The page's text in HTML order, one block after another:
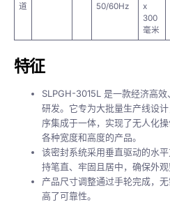
道
50/60Hz
x
300
毫米
特征
SLPGH-3015L 是一款经济高
研发。它专为大批量生产线设
序集成于一体，实现了无人化
各种宽度和高度的产品。
该密封系统采用垂直驱动的水
持笔直、牢固且居中，确保外观
产品尺寸调整通过手轮完成，
高了可靠性。